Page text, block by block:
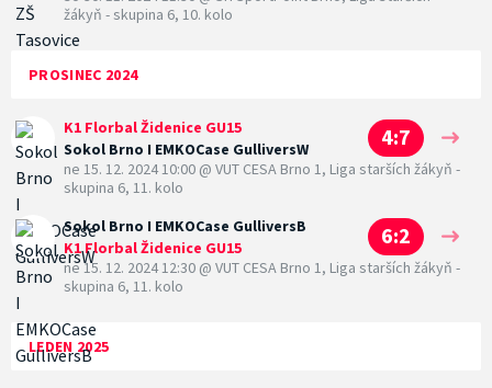
žákyň - skupina 6, 10. kolo
PROSINEC 2024
K1 Florbal Židenice GU15
Sokol Brno I EMKOCase GulliversW
4:7
ne 15. 12. 2024 10:00 @ VUT CESA Brno 1, Liga starších žákyň -
skupina 6, 11. kolo
Sokol Brno I EMKOCase GulliversB
K1 Florbal Židenice GU15
6:2
ne 15. 12. 2024 12:30 @ VUT CESA Brno 1, Liga starších žákyň -
skupina 6, 11. kolo
LEDEN 2025